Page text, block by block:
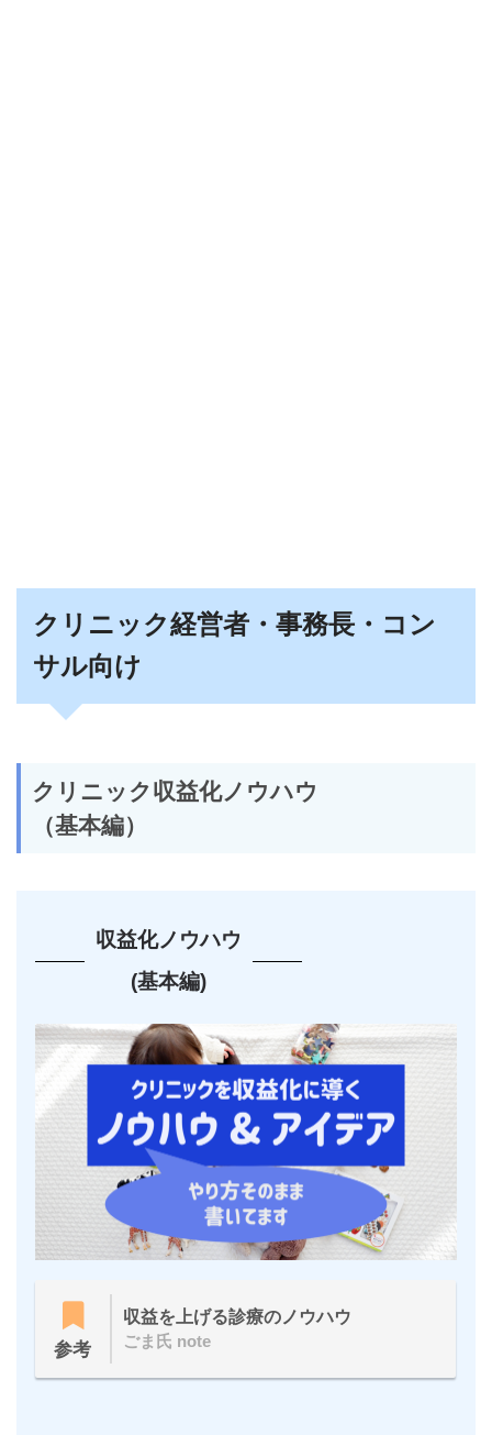
クリニック経営者・事務長・コン
サル向け
クリニック収益化ノウハウ
（基本編）
収益化ノウハウ
(基本編)
参考
収益を上げる診療のノウハウ
ごま氏 note